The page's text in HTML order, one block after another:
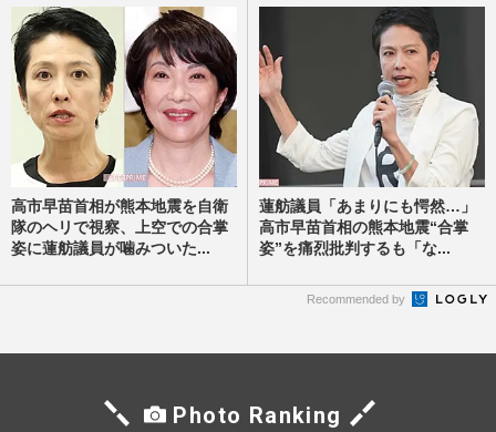
高市早苗首相が熊本地震を自衛
隊のヘリで視察、上空での合掌
姿に蓮舫議員が噛みついた...
蓮舫議員「あまりにも愕然…」
高市早苗首相の熊本地震“合掌
姿”を痛烈批判するも「な...
Recommended by
Photo Ranking